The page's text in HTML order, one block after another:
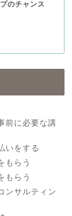
のチャンス
に必要な講
いをする
もらう
もらう
ンサルティン